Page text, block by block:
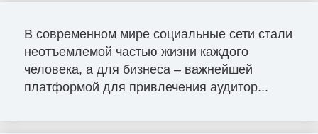
В современном мире социальные сети стали
неотъемлемой частью жизни каждого
человека, а для бизнеса – важнейшей
платформой для привлечения аудитор...